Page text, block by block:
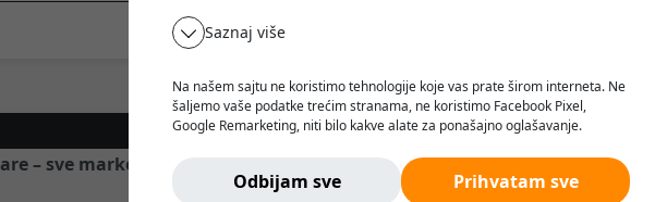
Saznaj više
Na našem sajtu ne koristimo tehnologije koje vas prate širom interneta. Ne
šaljemo vaše podatke trećim stranama, ne koristimo Facebook Pixel,
Google Remarketing, niti bilo kakve alate za ponašajno oglašavanje.
odlučuje - bez pritiska, manipulacije ili nadzora.
Ne pratimo vas. Ovde ste bezbedni.
Odbijam sve
Prihvatam sve
– sve marke i tipovi